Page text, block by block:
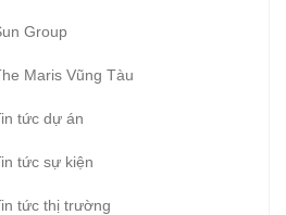
Group
Maris Vũng Tàu
tức dự án
tức sự kiện
tức thị trường